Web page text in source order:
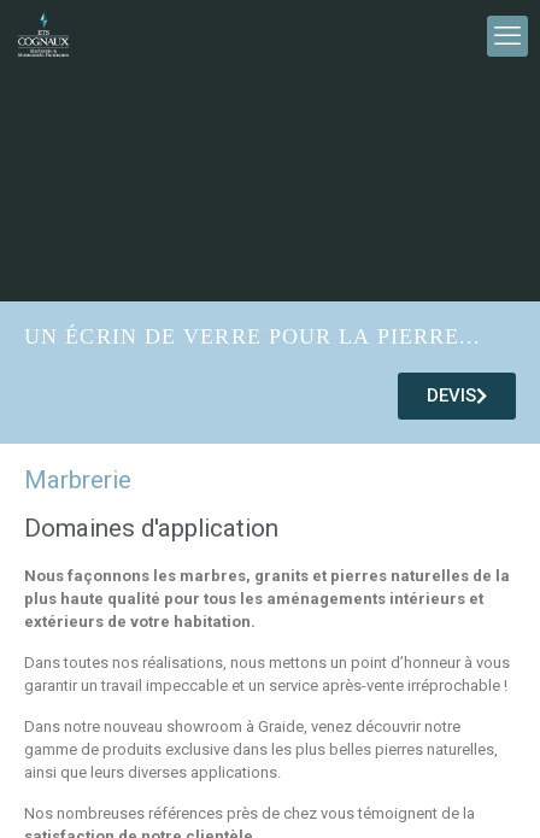
UN ÉCRIN DE VERRE POUR LA PIERRE...
DEVIS
Marbrerie
Domaines d'application
Nous façonnons les marbres, granits et pierres naturelles de la
plus haute qualité pour tous les aménagements intérieurs et
extérieurs de votre habitation.
Dans toutes nos réalisations, nous mettons un point d’honneur à vous
garantir un travail impeccable et un service après-vente irréprochable !
Dans notre nouveau showroom à Graide, venez découvrir notre
gamme de produits exclusive dans les plus belles pierres naturelles,
ainsi que leurs diverses applications.
Nos nombreuses références près de chez vous témoignent de la